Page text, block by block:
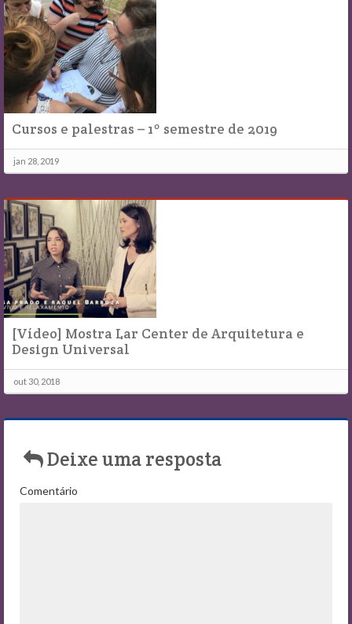
Cursos e palestras – 1º semestre de 2019
jan 28, 2019
[Vídeo] Mostra Lar Center de Arquitetura e
Design Universal
out 30, 2018
Deixe uma resposta
Comentário